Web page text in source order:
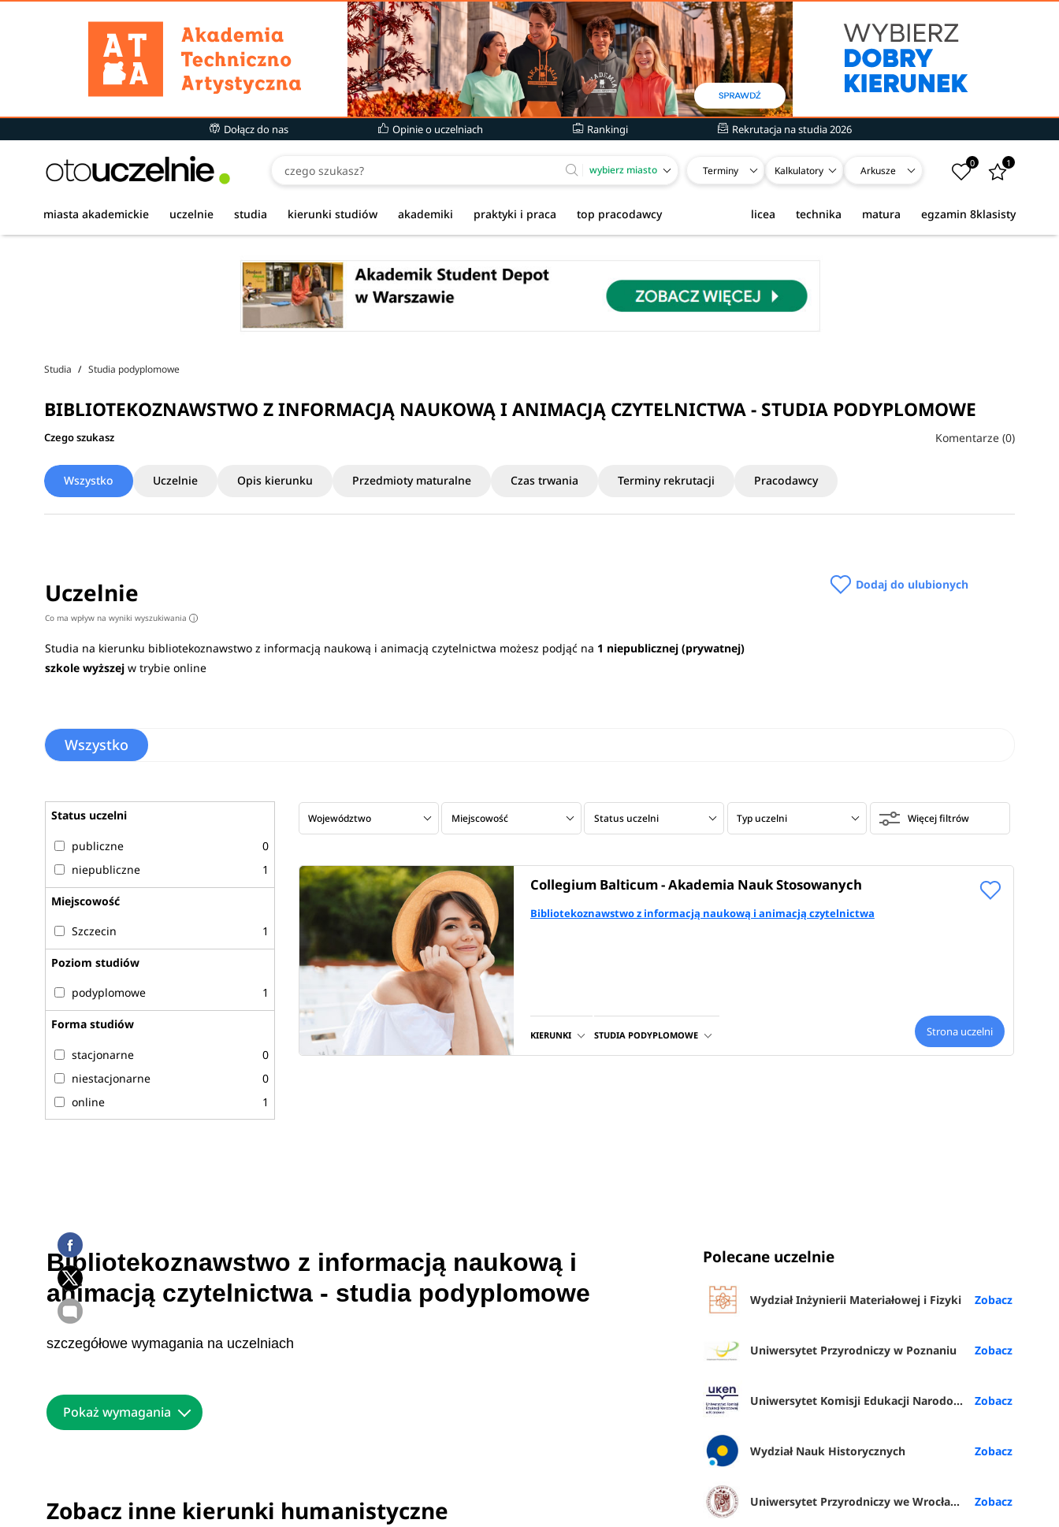
Dołącz do nas Opinie o uczelniach Rankingi Rekrutacja na studia 2026
wybierz miasto Terminy Kalkulatory Arkusze
0 1
miasta akademickie uczelnie studia kierunki studiów akademiki praktyki i praca top pracodawcy egzamin 8klasisty
matura
technika
licea
Studia Studia podyplomowe
BIBLIOTEKOZNAWSTWO Z INFORMACJĄ NAUKOWĄ I ANIMACJĄ CZYTELNICTWA - STUDIA PODYPLOMOWE
Czego szukasz Komentarze (0)
Wszystko Uczelnie Opis kierunku Przedmioty maturalne Czas trwania Terminy rekrutacji Pracodawcy
Uczelnie
Co ma wpływ na wyniki wyszukiwania i
Dodaj do ulubionych
Studia na kierunku bibliotekoznawstwo z informacją naukową i animacją czytelnictwa możesz podjąć na 1 niepublicznej (prywatnej)
szkole wyższej w trybie online
Wszystko
Województwo Miejscowość Status uczelni Typ uczelni Więcej filtrów
Collegium Balticum - Akademia Nauk Stosowanych
Bibliotekoznawstwo z informacją naukową i animacją czytelnictwa
KIERUNKI STUDIA PODYPLOMOWE Strona uczelni
Status uczelni
publiczne
0
niepubliczne
1
Miejscowość
Szczecin 1
Poziom studiów
podyplomowe 1
Forma studiów
stacjonarne
0
niestacjonarne
0
online
1
Bibliotekoznawstwo z informacją naukową i
animacją czytelnictwa - studia podyplomowe
szczegółowe wymagania na uczelniach
Pokaż wymagania
Zobacz inne kierunki humanistyczne
Polecane uczelnie
Wydział Inżynierii Materiałowej i Fizyki
Uniwersytet Przyrodniczy w Poznaniu
Uniwersytet Komisji Edukacji Narodowej w Krakowie
Wydział Nauk Historycznych
Uniwersytet Przyrodniczy we Wrocławiu